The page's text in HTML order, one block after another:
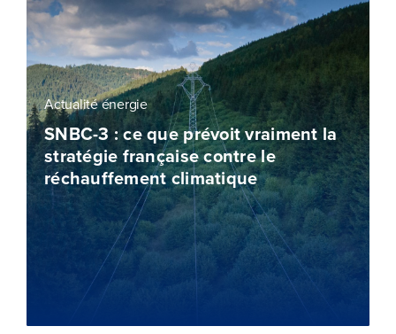
Actualité énergie
SNBC-3 : ce que prévoit vraiment la
stratégie française contre le
réchauffement climatique